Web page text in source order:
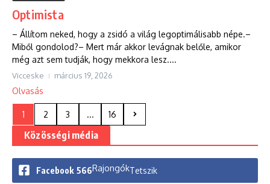
Optimista
– Állítom neked, hogy a zsidó a világ legoptimálisabb népe.–
Miből gondolod?– Mert már akkor levágnak belőle, amikor
még azt sem tudják, hogy mekkora lesz....
Vicceske március 19, 2026
Olvasás
1 2 3 ... 16
Közösségi média
Facebook 566RajongókTetszik